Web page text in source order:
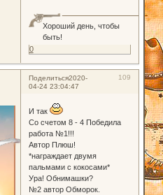
Хороший день, чтобы
быть!
0
Поделиться 109
2020-
04-24 23:04:47
И так
Со счетом 8 - 4 Победила
работа №1!!!
Автор Плюш!
*награждает двумя
пальмами с кокосами*
Ура! Обнимашки?
№2 автор Обморок.